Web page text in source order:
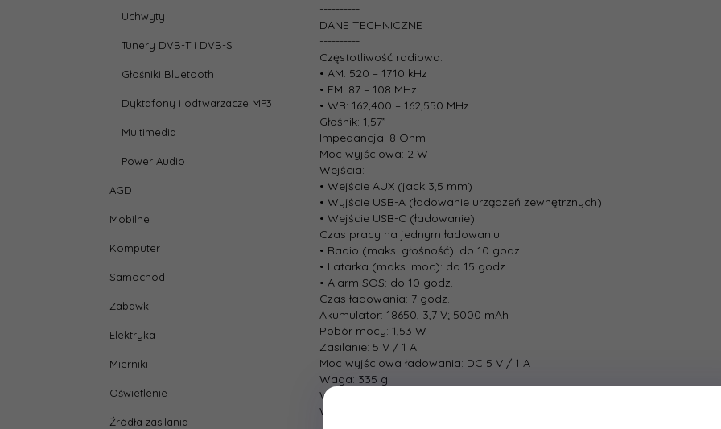
Uchwyty
Tunery DVB-T i DVB-S
Głośniki Bluetooth
Dyktafony i odtwarzacze MP3
Multimedia
Power Audio
AGD
Mobilne
Komputer
Samochód
Zabawki
Elektryka
Mierniki
Oświetlenie
Źródła zasilania
----------
DANE TECHNICZNE
----------
Częstotliwość radiowa:
• AM: 520 – 1710 kHz
• FM: 87 – 108 MHz
• WB: 162,400 – 162,550 MHz
Głośnik: 1,57”
Impedancja: 8 Ohm
Moc wyjściowa: 2 W
Wejścia:
• Wejście AUX (jack 3,5 mm)
• Wyjście USB-A (ładowanie urządzeń zewnętrznych)
• Wejście USB-C (ładowanie)
Czas pracy na jednym ładowaniu:
• Radio (maks. głośność): do 10 godz.
• Latarka (maks. moc): do 15 godz.
• Alarm SOS: do 10 godz.
Czas ładowania: 7 godz.
Akumulator: 18650, 3,7 V; 5000 mAh
Pobór mocy: 1,53 W
Zasilanie: 5 V / 1 A
Moc wyjściowa ładowania: DC 5 V / 1 A
Waga: 335 g
Wymiary: 135,1 x 67,1 x 70,22 mm
W zestawie: kabel USB-C